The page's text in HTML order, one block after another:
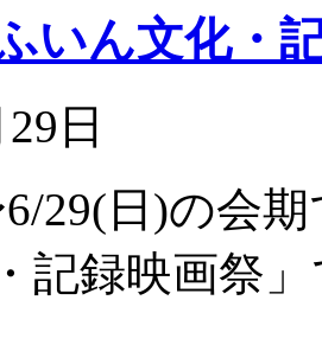
いん文化・
日
29(日)の会
記録映画祭